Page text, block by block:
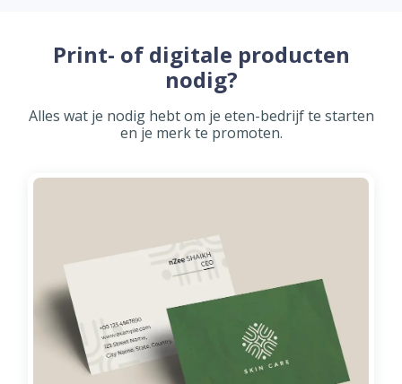
Print- of digitale producten
nodig?
Alles wat je nodig hebt om je eten-bedrijf te starten
en je merk te promoten.